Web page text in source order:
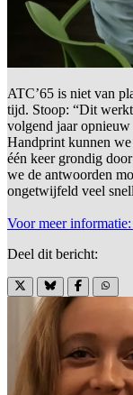
ATC’65 is niet van
tijd. Stoop: “Dit
volgend jaar
Handprint kunnen
één keer grondig
we de antwoorden
ongetwijfeld veel
Voor meer informatie:
Deel dit bericht: